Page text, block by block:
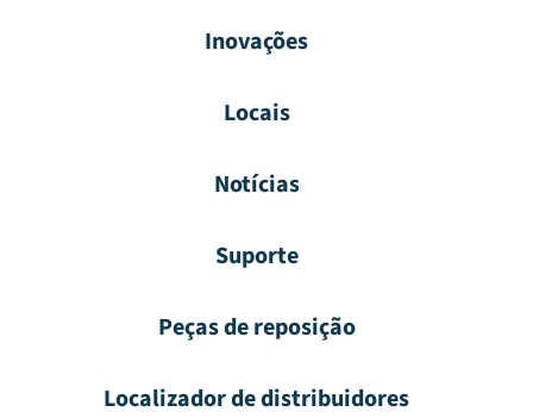
Inovações
Locais
Notícias
Suporte
Peças de reposição
Localizador de distribuidores